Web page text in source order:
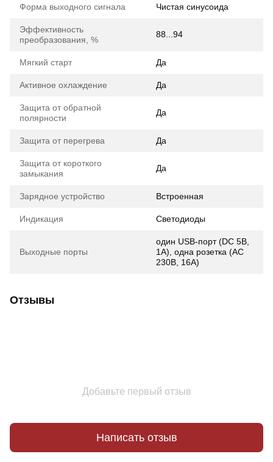
Форма выходного сигнала Чистая синусоида
Эффективность
преобразования, %
88...94
Мягкий старт Да
Активное охлаждение Да
Защита от обратной
полярности
Да
Защита от перегрева Да
Защита от короткого
замыкания
Да
Зарядное устройство Встроенная
Индикация Светодиоды
Выходные порты
один USB-порт (DC 5В,
1А), одна розетка (AC
230В, 16А)
Отзывы
Добавьте первый отзыв
Написать отзыв